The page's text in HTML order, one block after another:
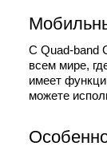
С Quad-band
всем мире,
имеет
можете